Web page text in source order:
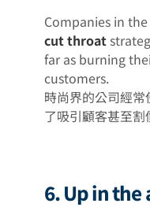
Companies in
cut throat
far as burning
customers.
時尚界的公司經
了吸引顧客甚至割
6. Up in the